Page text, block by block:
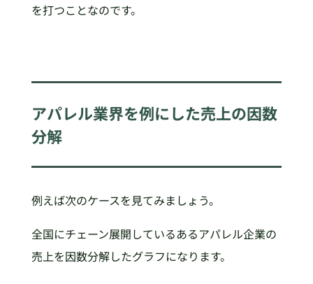
を打つことなのです。
アパレル業界を例にした売上の因数
分解
例えば次のケースを見てみましょう。
全国にチェーン展開しているあるアパレル企業の
売上を因数分解したグラフになります。